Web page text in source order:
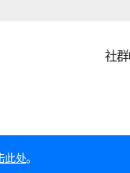
社群
此处。